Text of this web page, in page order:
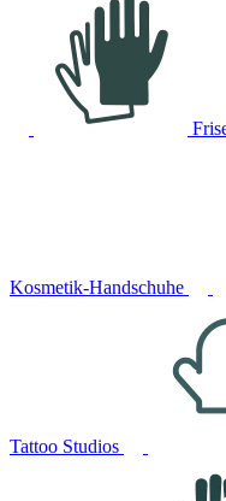
Kosmetik-Handschuhe
Tattoo Studios